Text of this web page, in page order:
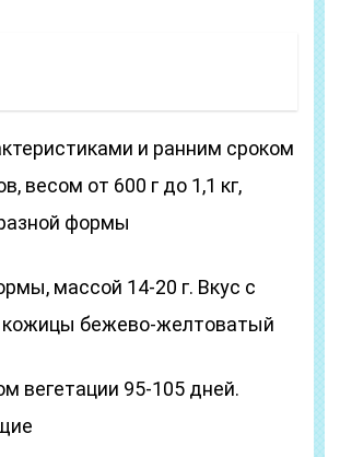
и ранним сроком
весом от 600 г до 1,1 кг,
формы
массой 14-20 г. Вкус с
кожицы бежево-желтоватый
вегетации 95-105 дней.